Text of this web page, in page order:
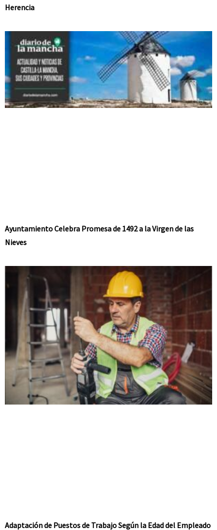
Herencia
Ayuntamiento Celebra Promesa de 1492 a la Virgen de las
Nieves
Adaptación de Puestos de Trabajo Según la Edad del Empleado